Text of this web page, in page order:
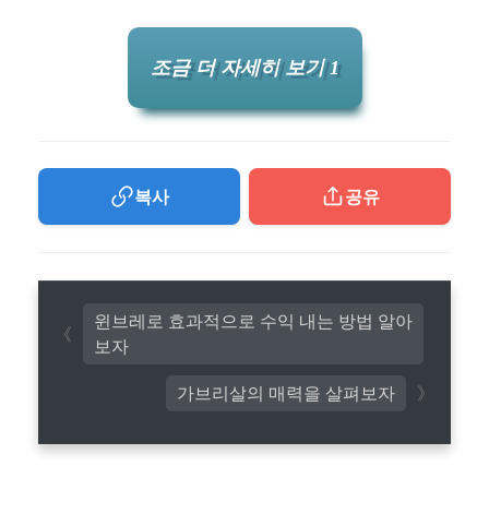
조금 더 자세히 보기 1
복사 공유
가브리살의 매력을 살펴보자
윈브레로 효과적으로 수익 내는 방법 알아
보자